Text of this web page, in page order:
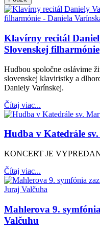
Klavírny recitál
Slovenskej filharmónie
Hudbou spoločne oslávime
slovenskej klaviristky a
Daniely Varínskej.
Čítaj viac...
Hudba v Katedrále
KONCERT JE
Čítaj viac...
Mahlerova 9.
Valčuhu